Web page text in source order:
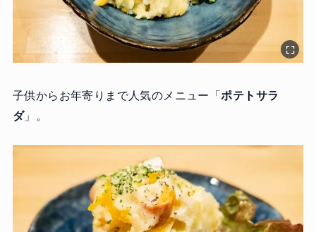
子供からお年寄りまで人気のメニュー「ポテトサラ
ダ」。